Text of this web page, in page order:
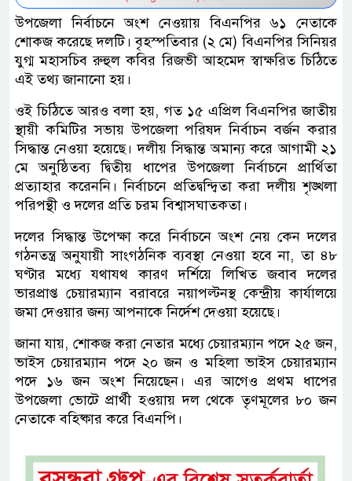
উপজেলা নির্বাচনে অংশ নেওয়ায় বিএনপির ৬১ নেতাকে
শোকজ করেছে দলটি। বৃহস্পতিবার (২ মে) বিএনপির সিনিয়র
যুগ্ম মহাসচিব রুহুল কবির রিজভী আহমেদ স্বাক্ষরিত চিঠিতে
এই তথ্য জানানো হয়।
ওই চিঠিতে আরও বলা হয়, গত ১৫ এপ্রিল বিএনপির জাতীয়
স্থায়ী কমিটির সভায় উপজেলা পরিষদ নির্বাচন বর্জন করার
সিদ্ধান্ত নেওয়া হয়েছে। দলীয় সিদ্ধান্ত অমান্য করে আগামী ২১
মে অনুষ্ঠিতব্য দ্বিতীয় ধাপের উপজেলা নির্বাচনে প্রার্থিতা
প্রত্যাহার করেননি। নির্বাচনে প্রতিদ্বন্দ্বিতা করা দলীয় শৃঙ্খলা
পরিপন্থী ও দলের প্রতি চরম বিশ্বাসঘাতকতা।
দলের সিদ্ধান্ত উপেক্ষা করে নির্বাচনে অংশ নেয় কেন দলের
গঠনতন্ত্র অনুযায়ী সাংগঠনিক ব্যবস্থা নেওয়া হবে না, তা ৪৮
ঘণ্টার মধ্যে যথাযথ কারণ দর্শিয়ে লিখিত জবাব দলের
ভারপ্রাপ্ত চেয়ারম্যান বরাবরে নয়াপল্টনস্থ কেন্দ্রীয় কার্যালয়ে
জমা দেওয়ার জন্য আপনাকে নির্দেশ দেওয়া হয়েছে।
জানা যায়, শোকজ করা নেতার মধ্যে চেয়ারম্যান পদে ২৫ জন,
ভাইস চেয়ারম্যান পদে ২০ জন ও মহিলা ভাইস চেয়ারম্যান
পদে ১৬ জন অংশ নিয়েছেন। এর আগেও প্রথম ধাপের
উপজেলা ভোটে প্রার্থী হওয়ায় দল থেকে তৃণমূলের ৮০ জন
নেতাকে বহিষ্কার করে বিএনপি।